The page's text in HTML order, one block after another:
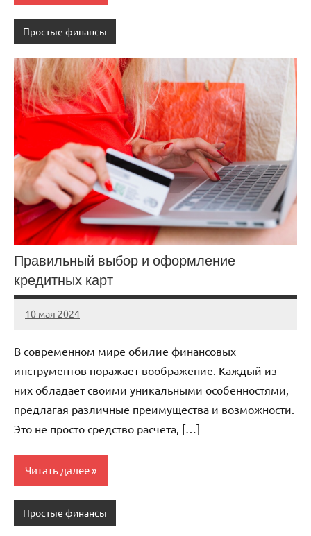
Простые финансы
Правильный выбор и оформление
кредитных карт
10 мая 2024
Avtor
Нет
В современном мире обилие финансовых
инструментов поражает воображение. Каждый из
них обладает своими уникальными особенностями,
предлагая различные преимущества и возможности.
Это не просто средство расчета, […]
Читать далее
Простые финансы